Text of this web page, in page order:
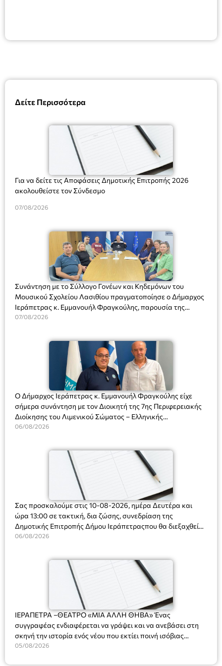
Δείτε Περισσότερα
Για να δείτε τις Αποφάσεις Δημοτικής Επιτροπής 2026
ακολουθείστε τον Σύνδεσμο
07/08/2026
Συνάντηση με το Σύλλογο Γονέων και Κηδεμόνων του
Μουσικού Σχολείου Λασιθίου πραγματοποίησε ο Δήμαρχος
Ιεράπετρας κ. Εμμανουήλ Φραγκούλης, παρουσία της
Διευθύντριας του σχολείου κας Μαριάννας Χαΐτα.
07/08/2026
Ο Δήμαρχος Ιεράπετρας κ. Εμμανουήλ Φραγκούλης είχε
σήμερα συνάντηση με τον Διοικητή της 7ης Περιφερειακής
Διοίκησης του Λιμενικού Σώματος – Ελληνικής
Ακτοφυλακής (Λ.Σ.-ΕΛ.ΑΚΤ.), Αρχιπλοίαρχο Λ.Σ. κ. Ιωάννη
06/08/2026
Σας προσκαλούμε στις 10-08-2026, ημέρα Δευτέρα και
ώρα 13:00 σε τακτική, δια ζώσης, συνεδρίαση της
Δημοτικής Επιτροπής Δήμου Ιεράπετραςπου θα διεξαχθεί
στο Δημοτικό Κατάστημα, Δημοκρατίας 31 στην αίθουσα
και λήψη αποφάσεων στα παρακάτω θέματα:
06/08/2026
ΙΕΡΑΠΕΤΡΑ –ΘΕΑΤΡΟ «ΜΙΑ ΑΛΛΗ ΘΗΒΑ» Ένας
συγγραφέας ενδιαφέρεται να γράψει και να ανεβάσει στη
σκηνή την ιστορία ενός νέου που εκτίει ποινή ισόβιας
κάθειρξης για πατροκτονία. Ένα πολυβραβευμένο έργο για
05/08/2026